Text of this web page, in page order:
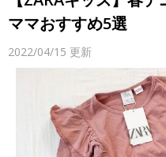
ママおすすめ5選
2022/04/15 更新